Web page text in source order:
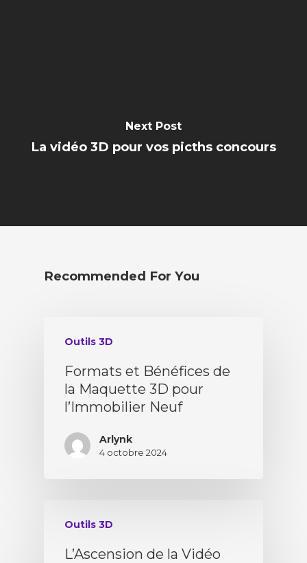
Next Post
La vidéo 3D pour vos picths concours
Recommended For You
Outils 3D
Formats et Bénéfices de
la Maquette 3D pour
l’Immobilier Neuf
Arlynk
4 octobre 2024
Outils 3D
L’Ascension de la Vidéo